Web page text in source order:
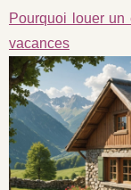
Pourquoi louer
vacances